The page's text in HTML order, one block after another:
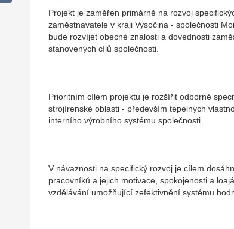
Projekt je zaměřen primárně na rozvoj
zaměstnavatele v kraji Vysočina - společnosti
bude rozvíjet obecné znalosti a dovednosti
stanovených cílů společnosti.
Prioritním cílem projektu je rozšířit odborné
strojírenské oblasti - především tepelných
interního výrobního systému společnosti.
V návaznosti na specifický rozvoj je cílem
pracovníků a jejich motivace, spokojenosti a
vzdělávání umožňující zefektivnění systému